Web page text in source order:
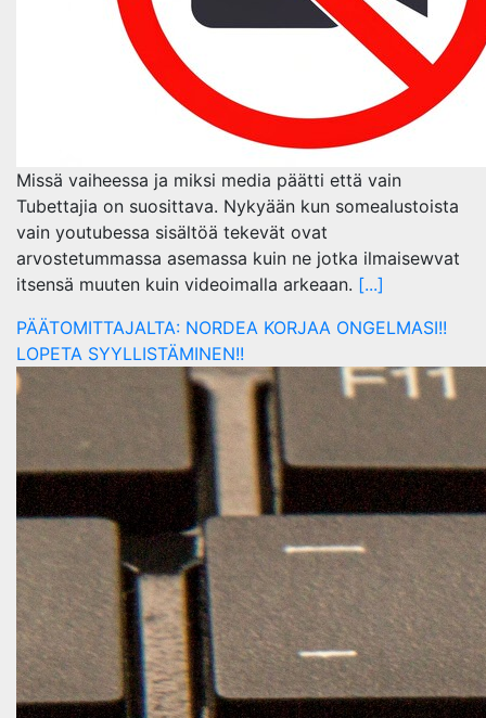
Missä vaiheessa ja miksi media päätti että vain
Tubettajia on suosittava. Nykyään kun somealustoista
vain youtubessa sisältöä tekevät ovat
arvostetummassa asemassa kuin ne jotka ilmaisewvat
itsensä muuten kuin videoimalla arkeaan. [...]
PÄÄTOMITTAJALTA: NORDEA KORJAA ONGELMASI!!
LOPETA SYYLLISTÄMINEN!!